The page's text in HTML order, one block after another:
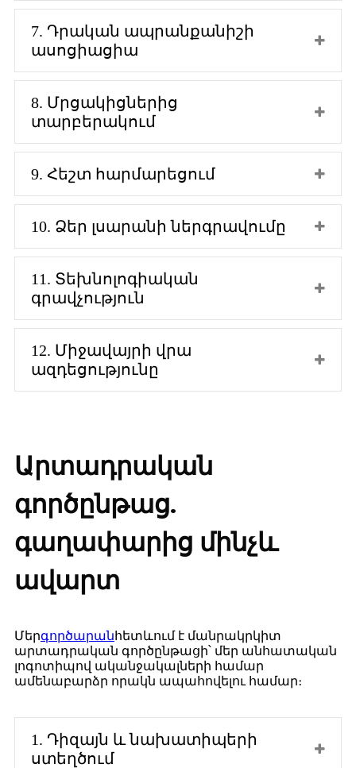
7. Դրական ապրանքանիշի
ասոցիացիա
8. Մրցակիցներից
տարբերակում
9. Հեշտ հարմարեցում
10. Ձեր լսարանի ներգրավումը
11. Տեխնոլոգիական
գրավչություն
12. Միջավայրի վրա
ազդեցությունը
Արտադրական
գործընթաց.
գաղափարից մինչև
ավարտ
Մերգործարան հետևում է մանրակրկիտ
արտադրական գործընթացի՝ մեր անհատական ​​
լոգոտիպով ականջակալների համար
ամենաբարձր որակն ապահովելու համար։
1. Դիզայն և նախատիպերի
ստեղծում